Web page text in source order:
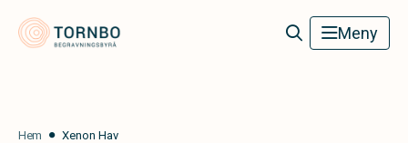
Tornbo Begravningsbyrå Meny
Hem Xenon Hav